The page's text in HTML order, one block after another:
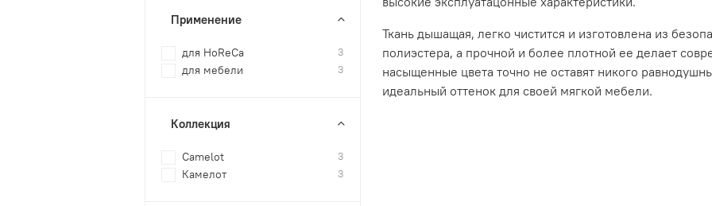
Ткань дышащая, легко чистится и изготовлена из
полиэстера, а прочной и более плотной ее делает
насыщенные цвета точно не оставят никого
идеальный оттенок для своей мягкой мебели.
Применение
для HoReCa 3
для мебели 3
Коллекция
Camelot 3
Камелот 3